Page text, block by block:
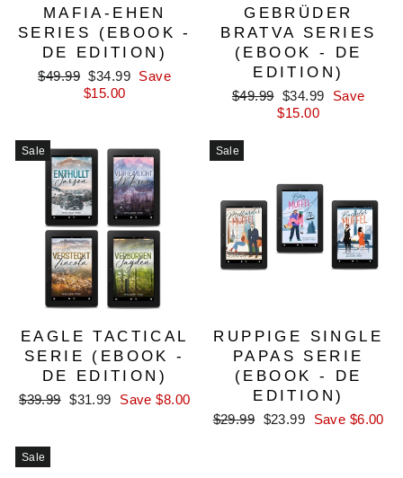
MAFIA-EHEN
SERIES (EBOOK -
DE EDITION)
Regular
$49.99 Sale
price
$34.99 Save
$15.00
GEBRÜDER
BRATVA SERIES
(EBOOK - DE
EDITION)
Regular
$49.99 Sale
price
$34.99
Save
$15.00
Sale
EAGLE TACTICAL
SERIE (EBOOK -
DE EDITION)
Regular
$39.99 Sale
$31.99 Save $8.00
Sale
RUPPIGE SINGLE
PAPAS SERIE
(EBOOK - DE
EDITION)
Regular
$29.99 Sale
$23.99 Save $6.00
Sale